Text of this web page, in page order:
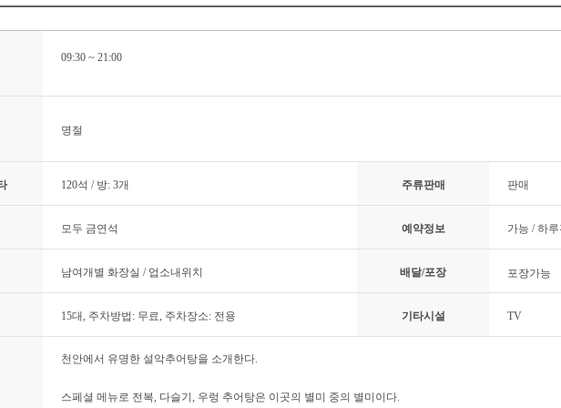
09:30 ~ 21:00
명절
120석 / 방: 3개 주류판매 판매
모두 금연석 예약정보 가능 / 하
남여개별 화장실 / 업소내위치 배달/포장 포장가능
15대, 주차방법: 무료, 주차장소: 전용 기타시설 TV
천안에서 유명한 설악추어탕을 소개한다.
스페셜 메뉴로 전복, 다슬기, 우렁 추어탕은 이곳의 별미 중의 별미이다.